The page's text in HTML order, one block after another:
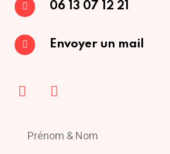
06 13 07 12 21
Envoyer un mail